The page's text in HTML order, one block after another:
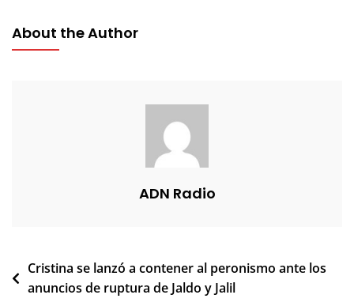
About the Author
ADN Radio
Navegación
de
Cristina se lanzó a contener al peronismo ante los
anuncios de ruptura de Jaldo y Jalil